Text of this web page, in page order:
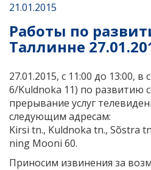
21.01.2015
Работы по
Таллинне
27.01.2015, с 11:00 до 13:00,
6/Kuldnoka 11) по развитию
прерывание услуг
следующим адресам:
Kirsi tn., Kuldnoka tn., Sõstra
ning Mooni 60.
Приносим извинения за